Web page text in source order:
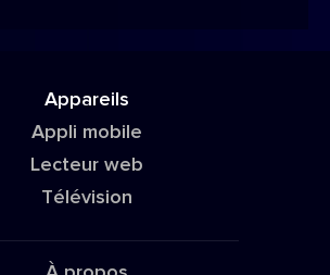
Appareils
Appli mobile
Lecteur web
Télévision